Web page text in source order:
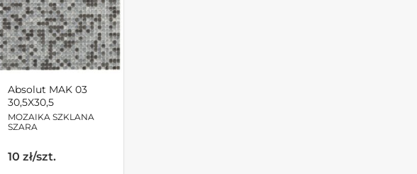
Absolut MAK 03
30,5X30,5
MOZAIKA SZKLANA
SZARA
10 zł/szt.